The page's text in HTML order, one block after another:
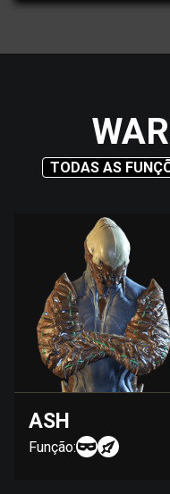
ASH
Função: